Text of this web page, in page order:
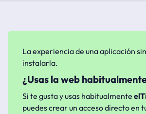
La experiencia de una aplicación
instalarla.
¿Usas la web
Si te gusta y usas habitualmente
puedes crear un acceso directo en